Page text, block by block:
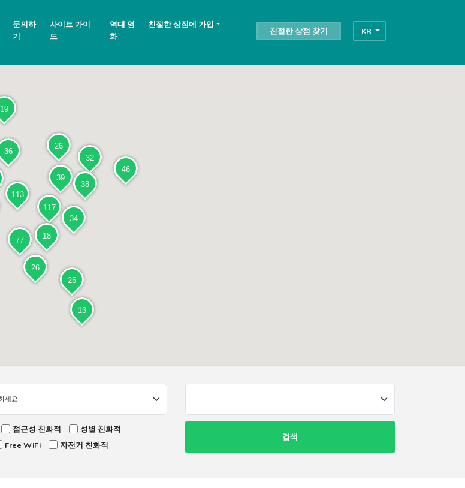
문의하
기
사이트 가이
드
역대 영
화
친절한 상점에 가입
친절한 상점 찾기 KR
36
113
117
77
32
34
25
46
39
26
19
38
26
18
13
접근성 친화적
성별 친화적
Free WiFi
자전거 친화적
검색